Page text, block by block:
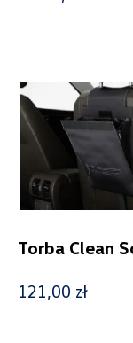
Cena
Kolekcje
Status
Torba Clean
121,00 zł